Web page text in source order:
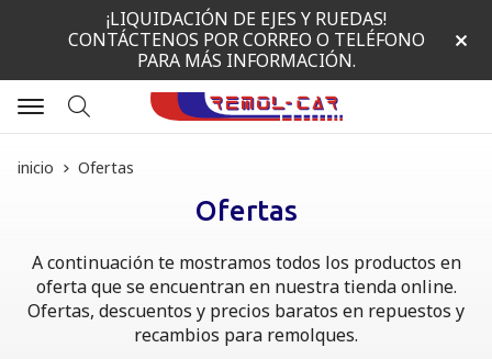
¡LIQUIDACIÓN DE EJES Y RUEDAS!
CONTÁCTENOS POR CORREO O TELÉFONO
PARA MÁS INFORMACIÓN.
Buscar
inicio Ofertas
Ofertas
A continuación te mostramos todos los productos en
oferta que se encuentran en nuestra tienda online.
Ofertas, descuentos y precios baratos en repuestos y
recambios para remolques.